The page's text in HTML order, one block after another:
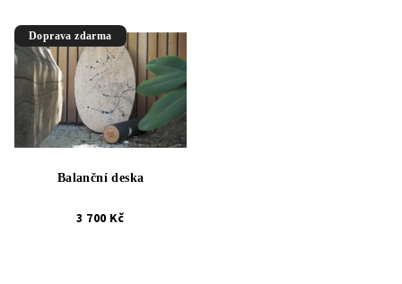
Doprava zdarma
Balanční deska
3 700 Kč